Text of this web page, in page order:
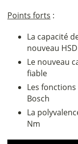
Points forts :
La capacité
nouveau
Le nouveau
fiable
Les
Bosch
La
Nm